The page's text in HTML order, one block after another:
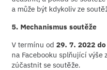
a může být kdykoliv ze
5. Mechanismus soutěže
V termínu od 29. 7. 2022
na Facebooku splňující
zúčastnit se soutěže.